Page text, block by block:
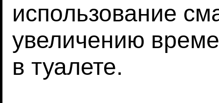
использование
увеличению
в туалете.